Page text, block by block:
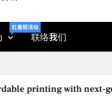
红番茄活动
联络我们
with next-